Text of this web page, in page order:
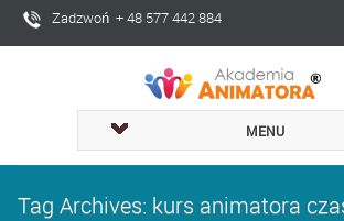
Zadzwoń + 48 577 442 884
MENU
Tag Archives: kurs animatora